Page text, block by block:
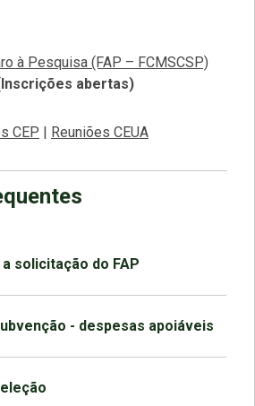
à Pesquisa (FAP – FCMSCSP)
Inscrições abertas)
CEP | Reuniões CEUA
solicitação do FAP
- despesas apoiáveis